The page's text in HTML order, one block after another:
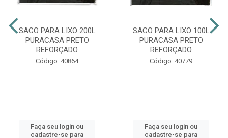
SACO PARA LIXO 200L
PURACASA PRETO
REFORÇADO
Código: 40864
Faça seu login ou
cadastre-se para
SACO PARA LIXO 100L
PURACASA PRETO
REFORÇADO
Código: 40779
Faça seu login ou
cadastre-se para